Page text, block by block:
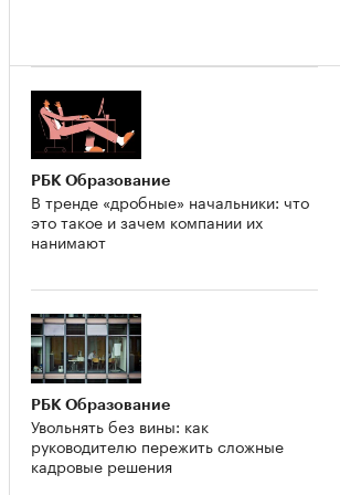
РБК Образование
В тренде «дробные» начальники: что
это такое и зачем компании их
нанимают
РБК Образование
Увольнять без вины: как
руководителю пережить сложные
кадровые решения